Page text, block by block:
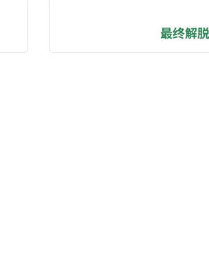
access archive of all original
consider recommending a
最终解